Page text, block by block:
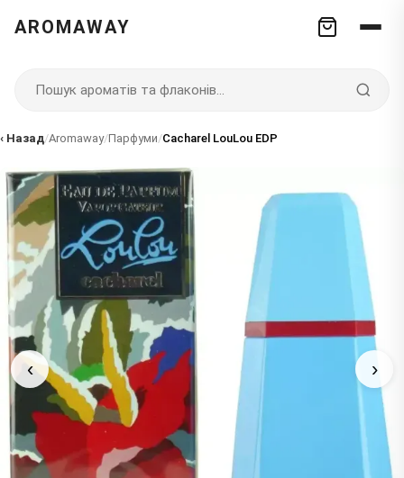
AROMAWAY
‹ Назад/Aromaway/Парфуми/Cacharel LouLou EDP
‹ ›